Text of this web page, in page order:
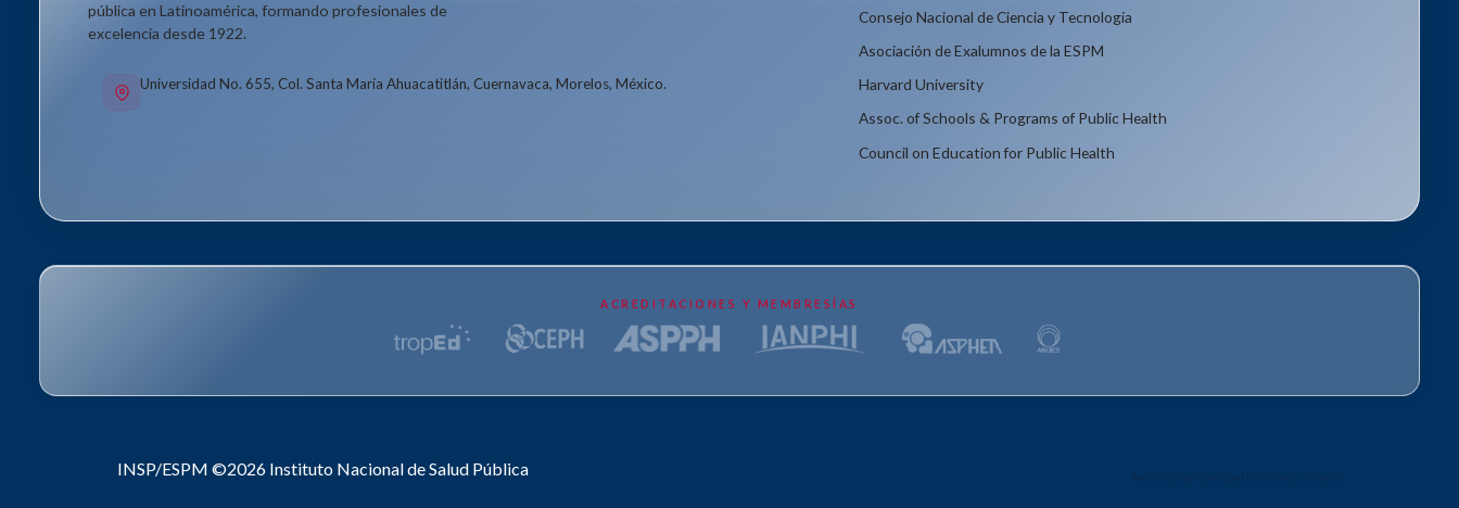
pública en Latinoamérica, formando profesionales de
excelencia desde 1922.
Universidad No. 655, Col. Santa María Ahuacatitlán, Cuernavaca, Morelos, México.
Consejo Nacional de Ciencia y Tecnología
Asociación de Exalumnos de la ESPM
Harvard University
Assoc. of Schools & Programs of Public Health
Council on Education for Public Health
ACREDITACIONES Y MEMBRESÍAS
INSP/ESPM ©2026 Instituto Nacional de Salud Pública